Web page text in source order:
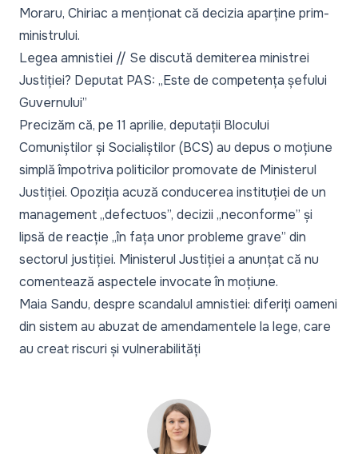
Moraru, Chiriac a menționat că decizia aparține prim-
ministrului.
Legea amnistiei // Se discută demiterea ministrei
Justiției? Deputat PAS: „Este de competența șefului
Guvernului”
Precizăm că, pe 11 aprilie, deputații Blocului
Comuniștilor și Socialiștilor (BCS) au depus o moțiune
simplă împotriva politicilor promovate de Ministerul
Justiției. Opoziția acuză conducerea instituției de un
management „defectuos”, decizii „neconforme” și
lipsă de reacție „în fața unor probleme grave” din
sectorul justiției. Ministerul Justiției a anunțat că nu
comentează aspectele invocate în moțiune.
Maia Sandu, despre scandalul amnistiei: diferiți oameni
din sistem au abuzat de amendamentele la lege, care
au creat riscuri și vulnerabilități